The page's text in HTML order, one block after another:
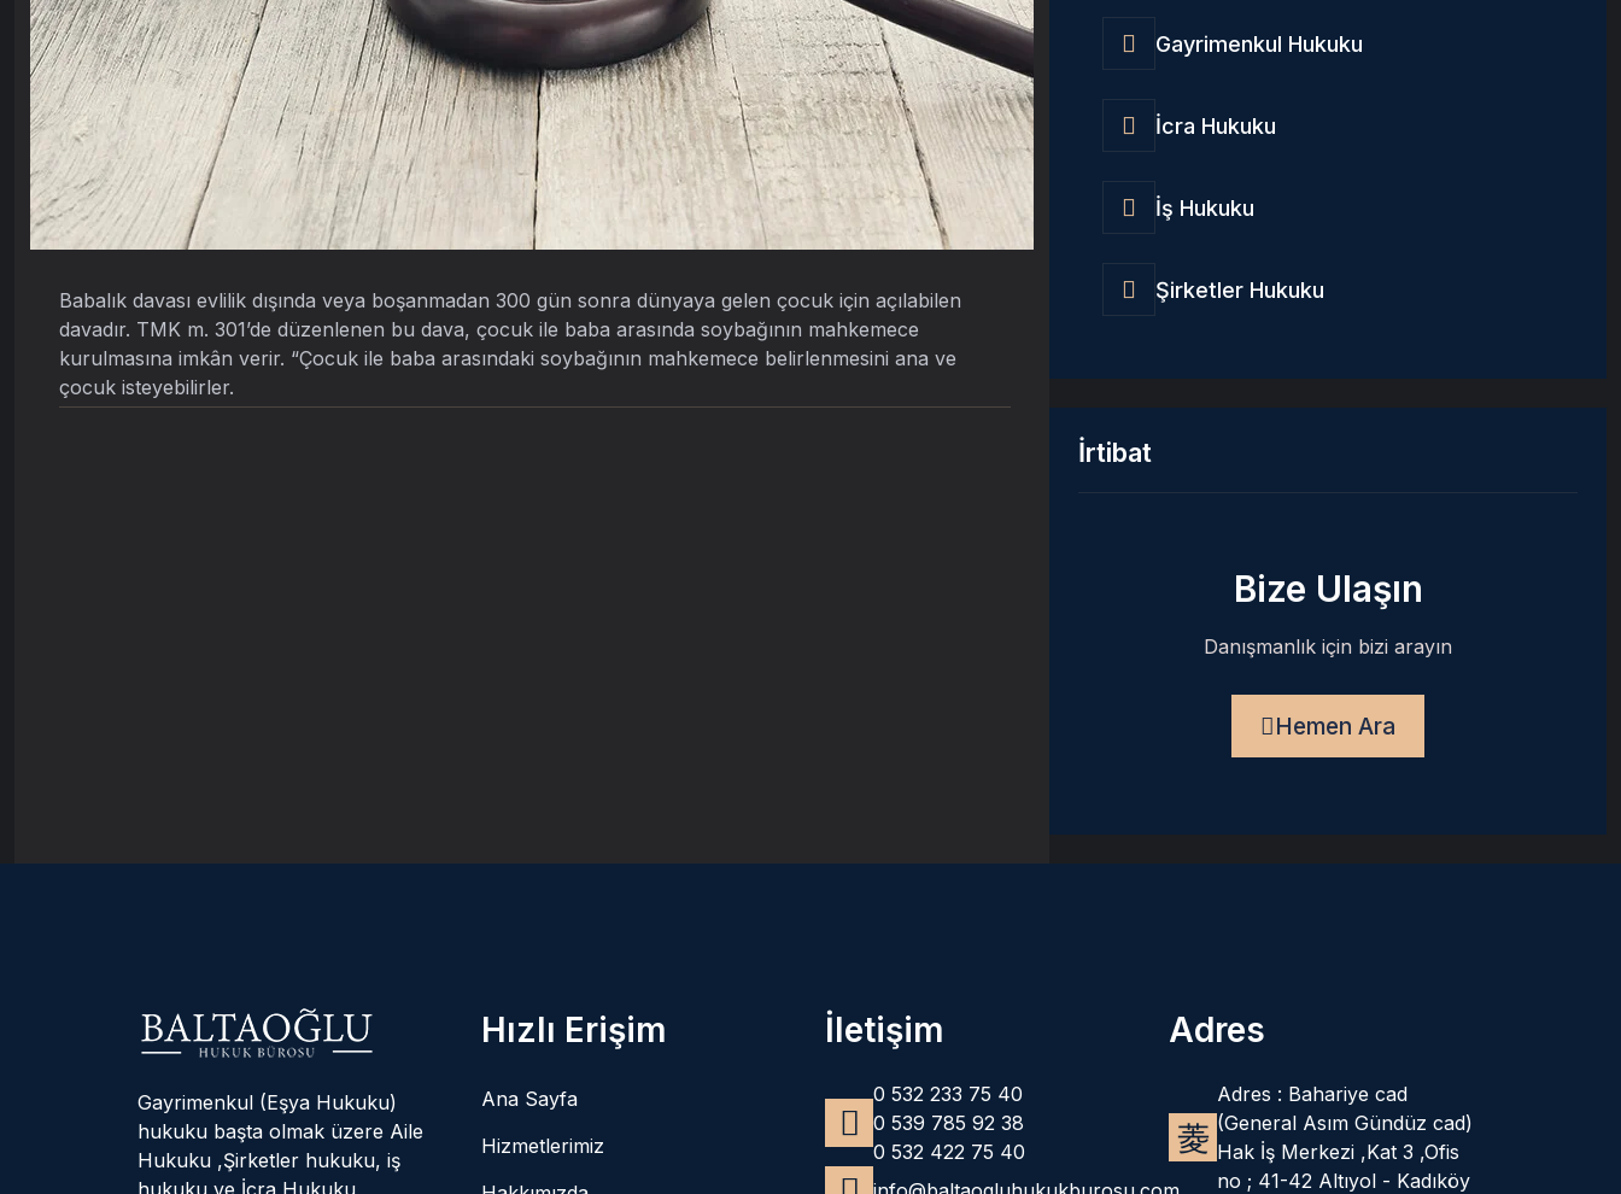
Babalık davası evlilik dışında veya boşanmadan 300 gün sonra dünyaya gelen çocuk için açılabilen
davadır. TMK m. 301’de düzenlenen bu dava, çocuk ile baba arasında soybağının mahkemece
kurulmasına imkân verir. “Çocuk ile baba arasındaki soybağının mahkemece belirlenmesini ana ve
çocuk isteyebilirler.
Gayrimenkul Hukuku
İcra Hukuku
İş Hukuku
Şirketler Hukuku
İrtibat
Bize Ulaşın
Danışmanlık için bizi arayın
Hemen Ara
Gayrimenkul (Eşya Hukuku)
hukuku başta olmak üzere Aile
Hukuku ,Şirketler hukuku, iş
hukuku ve İcra Hukuku
Hızlı Erişim
Ana Sayfa
Hizmetlerimiz
İletişim
0 532 233 75 40
0 539 785 92 38
0 532 422 75 40
Adres
Adres : Bahariye cad
(General Asım Gündüz cad)
Hak İş Merkezi ,Kat 3 ,Ofis
no ; 41-42 Altıyol - Kadıköy